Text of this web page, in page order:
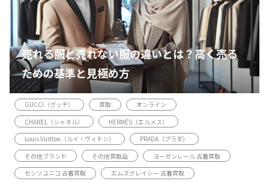
売れる服と売れない服の違いとは？高く売る
ための基準と見極め方
GUCCI（グッチ） 買取
オンライン
CHANEL（シャネル）
HERMÈS（エルメス）
Louis Vuitton（ルイ・ヴィトン）
PRADA（プラダ）
その他ブランド
その他買取品
ヨーガンレール 古着買取
センソユニコ 古着買取
エムズグレイシー 古着買取